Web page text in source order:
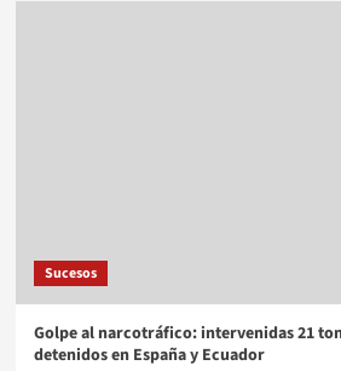
Sucesos
Golpe al narcotráfico: intervenidas 21
detenidos en España y Ecuador